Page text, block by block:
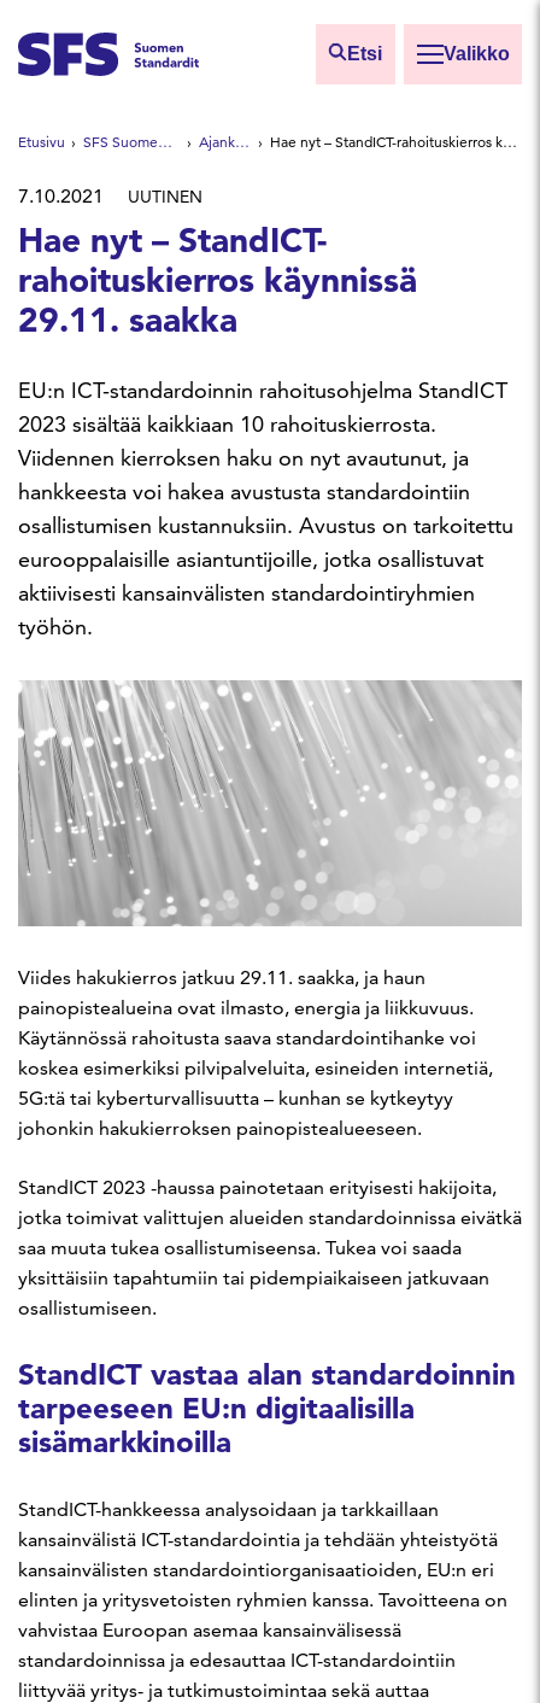
Etsi Valikko
Etsi sivuilta
Hae hakutermillä
Etusivu SFS Suomen Standardit Ajankohtaista Hae nyt – StandICT-rahoituskierros käynnissä 29.11. saakka
7.10.2021 UUTINEN
Hae nyt – StandICT-
rahoituskierros käynnissä
29.11. saakka
EU:n ICT-standardoinnin rahoitusohjelma StandICT
2023 sisältää kaikkiaan 10 rahoituskierrosta.
Viidennen kierroksen haku on nyt avautunut, ja
hankkeesta voi hakea avustusta standardointiin
osallistumisen kustannuksiin. Avustus on tarkoitettu
eurooppalaisille asiantuntijoille, jotka osallistuvat
aktiivisesti kansainvälisten standardointiryhmien
työhön.
Viides hakukierros jatkuu 29.11. saakka, ja haun
painopistealueina ovat ilmasto, energia ja liikkuvuus.
Käytännössä rahoitusta saava standardointihanke voi
koskea esimerkiksi pilvipalveluita, esineiden internetiä,
5G:tä tai kyberturvallisuutta – kunhan se kytkeytyy
johonkin hakukierroksen painopistealueeseen.
StandICT 2023 -haussa painotetaan erityisesti hakijoita,
jotka toimivat valittujen alueiden standardoinnissa eivätkä
saa muuta tukea osallistumiseensa. Tukea voi saada
yksittäisiin tapahtumiin tai pidempiaikaiseen jatkuvaan
osallistumiseen.
StandICT vastaa alan standardoinnin
tarpeeseen EU:n digitaalisilla
sisämarkkinoilla
StandICT-hankkeessa analysoidaan ja tarkkaillaan
kansainvälistä ICT-standardointia ja tehdään yhteistyötä
kansainvälisten standardointiorganisaatioiden, EU:n eri
elinten ja yritysvetoisten ryhmien kanssa. Tavoitteena on
vahvistaa Euroopan asemaa kansainvälisessä
standardoinnissa ja edesauttaa ICT-standardointiin
liittyvää yritys- ja tutkimustoimintaa sekä auttaa